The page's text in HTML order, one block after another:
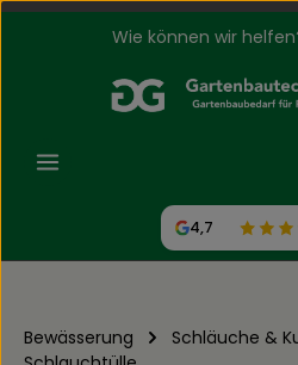
Zum Hauptinhalt springen
Wie können wir
4,7
Bewässerung
Schläuche &